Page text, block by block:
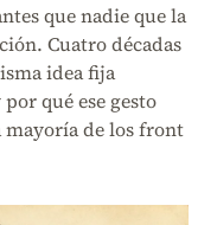
que nadie que la
Cuatro décadas
idea fija
qué ese gesto
mayoría de los front